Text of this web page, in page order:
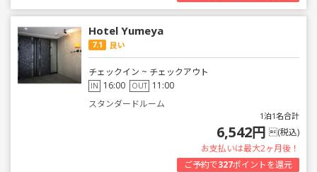
Hotel Yumeya
7.1 良い
チェックイン ~ チェックアウト
IN 16:00 OUT 11:00
スタンダードルーム
1泊1名合計
6,542円 (税込)
お支払いは最大2ヶ月後！
ご予約で327ポイントを還元